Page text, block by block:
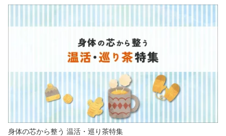
身体の芯から整う 温活・巡り茶特集